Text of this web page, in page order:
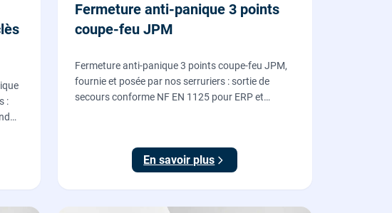
:
Fermeture anti-panique 3 points
coupe-feu JPM
Fermeture anti-panique 3 points coupe-feu JPM,
fournie et posée par nos serruriers : sortie de
secours conforme NF EN 1125 pour ERP et
En savoir plus